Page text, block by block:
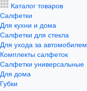
Каталог товаров
Салфетки
Для кухни и дома
Салфетки для стекла
Для ухода за автомобилем
Комплекты салфеток
Салфетки универсальные
Для дома
Губки